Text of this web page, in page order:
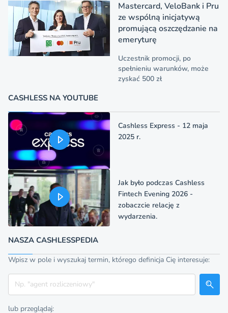
Mastercard, VeloBank i Pru
ze wspólną inicjatywą
promującą oszczędzanie na
emeryturę
Uczestnik promocji, po
spełnieniu warunków, może
zyskać 500 zł
CASHLESS NA YOUTUBE
Cashless Express - 12 maja
2025 r.
Jak było podczas Cashless
Fintech Evening 2026 -
zobaczcie relację z
wydarzenia.
NASZA CASHLESSPEDIA
Wpisz w pole i wyszukaj termin, którego definicja Cię interesuje:
Szukaj
lub przeglądaj: